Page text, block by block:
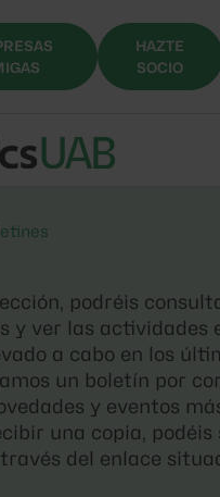
HAZTE
SOCIO
podréis
y ver las actividades
a cabo en los
un boletín por
y eventos
una copia,
del enlace